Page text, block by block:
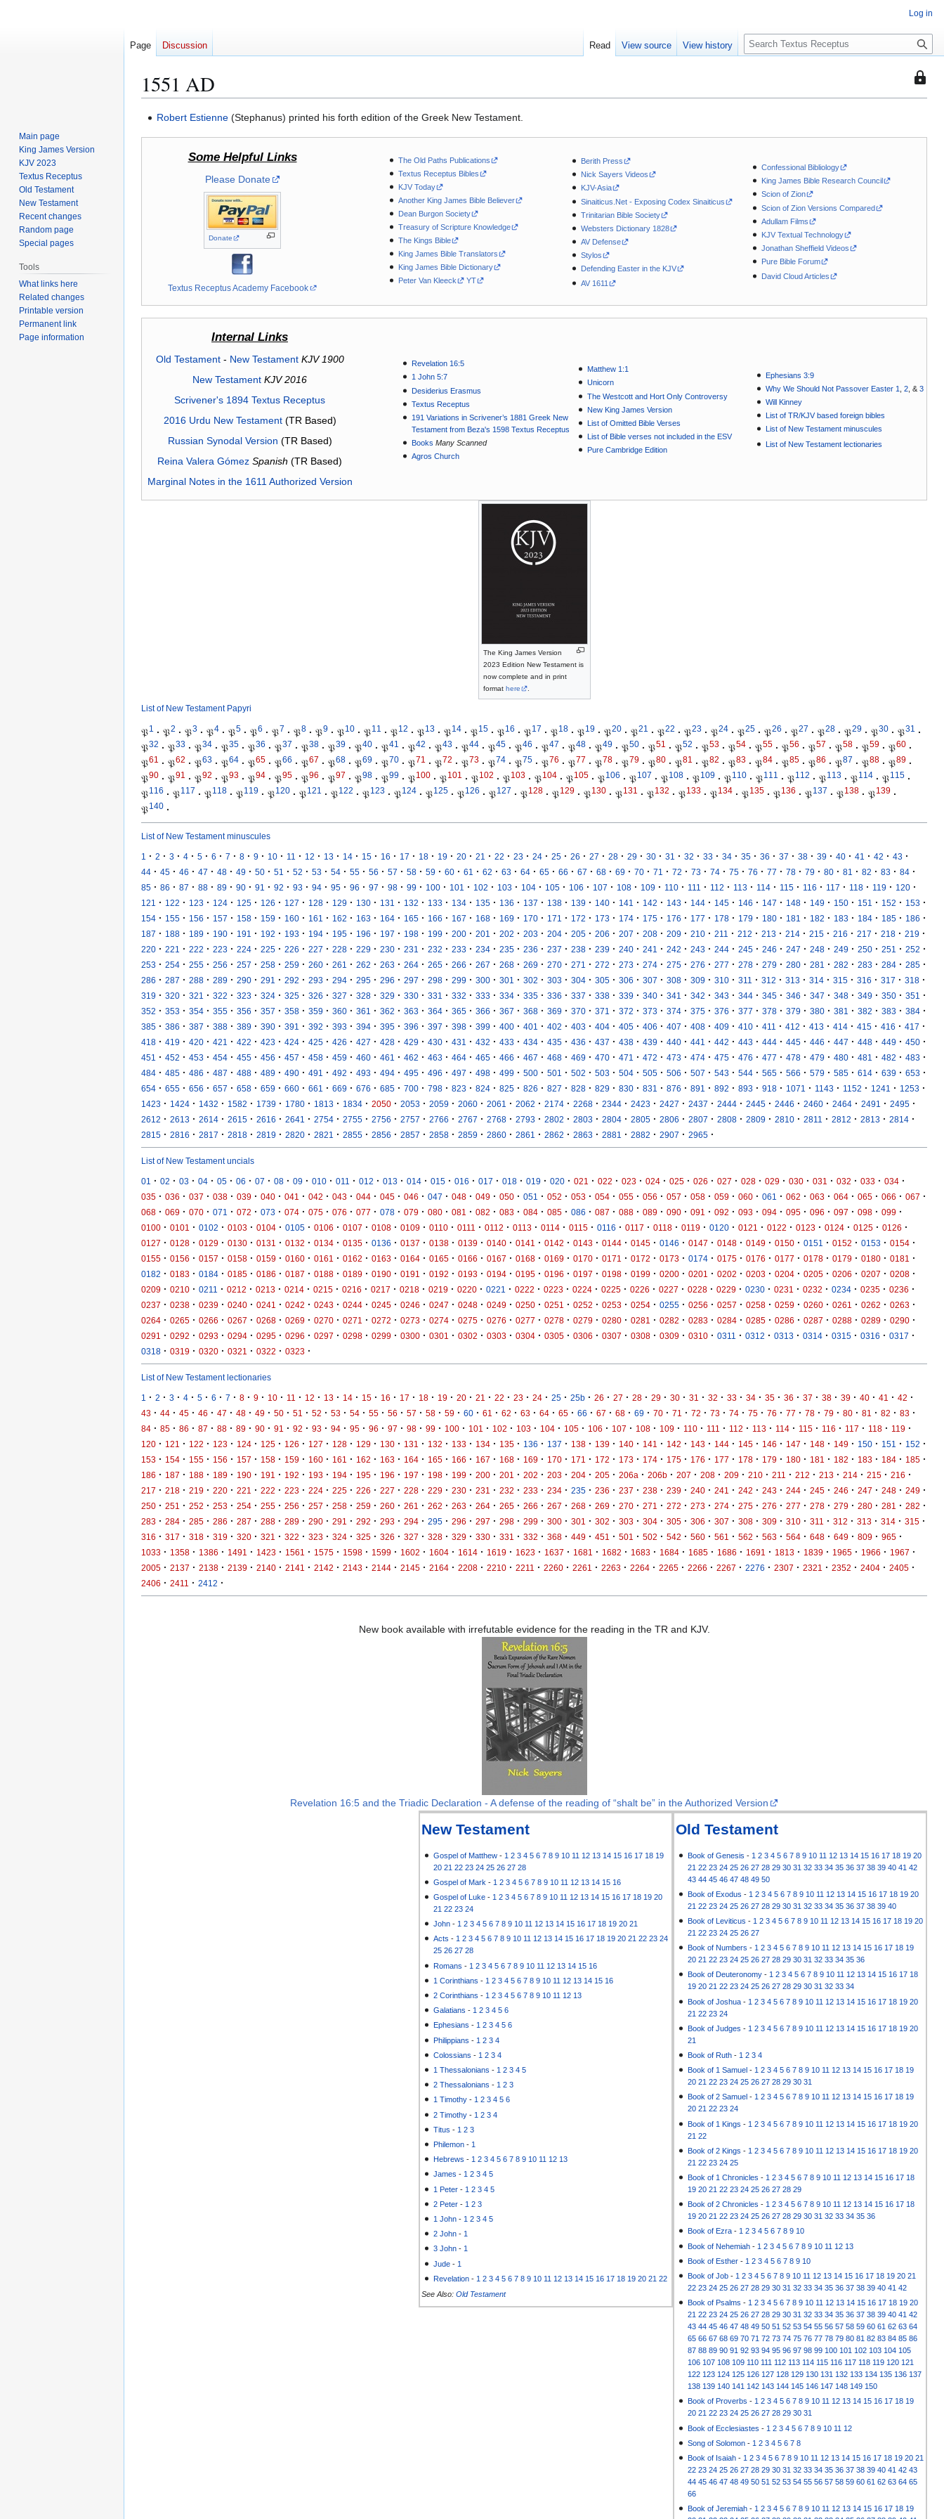
This
so
1551 AD
Jump
JumpRobert Estienne (Stephanus) printed his forth edition of the Greek New Testament.
Some Helpful Links
Please Donate
Donate
Textus Receptus Academy Facebook
The Old Paths Publications
Textus Receptus Bibles
KJV Today
Another King James Bible Believer
Dean Burgon Society
Treasury of Scripture Knowledge
The Kings Bible
King James Bible Translators
King James Bible Dictionary
Peter Van Kleeck
YT
Berith Press
Nick Sayers Videos
KJV-Asia
Sinaiticus.Net - Exposing Codex Sinaiticus
Trinitarian Bible Society
Websters Dictionary 1828
AV Defense
Stylos
Defending Easter in the KJV
AV 1611
Confessional Bibliology
King James Bible Research Council
Scion of Zion
Scion of Zion Versions Compared
Adullam Films
KJV Textual Technology
Jonathan Sheffield Videos
Pure Bible Forum
David Cloud Articles
Internal Links
Old Testament- New Testament KJV 1900
New Testament KJV 2016
Scrivener's 1894 Textus Receptus
2016 Urdu New Testament(TR Based)
Russian Synodal Version (TR Based)
Reina Valera Gómez Spanish (TR Based)
Marginal Notes in the 1611 Authorized Version
Revelation 16:5
1 John 5:7
Desiderius Erasmus
Textus Receptus
191 Variations in Scrivener’s 1881 Greek New
Testament from Beza's 1598 Textus Receptus
Books Many Scanned
Agros Church
Matthew 1:1
Unicorn
The Westcott and Hort Only Controversy
New King James Version
List of Omitted Bible Verses
List of Bible verses not included in the ESV
Pure Cambridge Edition
Ephesians 3:9
Why We Should Not Passover Easter 1
,2 , &3
Will Kinney
List of TR/KJV based foreign bibles
List of New Testament minuscules
List of New Testament lectionaries
The King James Version
2023 Edition New Testament is
now complete and in print
format here .
List of New Testament Papyri
𝔓1 · 𝔓2 · 𝔓3 · 𝔓4 · 𝔓5 · 𝔓6 · 𝔓7 · 𝔓8 · 𝔓9 · 𝔓10 · 𝔓11 · 𝔓12 · 𝔓13 · 𝔓14 · 𝔓15 · 𝔓16 · 𝔓17 · 𝔓18 · 𝔓19 · 𝔓20 · 𝔓21 · 𝔓22 · 𝔓23 · 𝔓24 · 𝔓25 · 𝔓26 · 𝔓27 · 𝔓28 · 𝔓29 · 𝔓30 · 𝔓31
·
𝔓32 · 𝔓33 · 𝔓34 · 𝔓35 · 𝔓36 · 𝔓37 · 𝔓38 · 𝔓39 · 𝔓40 · 𝔓41 · 𝔓42 · 𝔓43 · 𝔓44 · 𝔓45 · 𝔓46 · 𝔓47 · 𝔓48 · 𝔓49 · 𝔓50 · 𝔓51 · 𝔓52 · 𝔓53 · 𝔓54 · 𝔓55 · 𝔓56 · 𝔓57 · 𝔓58 · 𝔓59 · 𝔓60 ·
𝔓61 · 𝔓62 · 𝔓63 · 𝔓64 · 𝔓65 · 𝔓66 · 𝔓67 · 𝔓68 · 𝔓69 · 𝔓70 · 𝔓71 · 𝔓72 · 𝔓73 · 𝔓74 · 𝔓75 · 𝔓76 · 𝔓77 · 𝔓78 · 𝔓79 · 𝔓80 · 𝔓81 · 𝔓82 · 𝔓83 · 𝔓84 · 𝔓85 · 𝔓86 · 𝔓87 · 𝔓88 · 𝔓89 ·
𝔓90 · 𝔓91 · 𝔓92 · 𝔓93 · 𝔓94 · 𝔓95 · 𝔓96 · 𝔓97 · 𝔓98 · 𝔓99 · 𝔓100 · 𝔓101 · 𝔓102 · 𝔓103 · 𝔓104 · 𝔓105 · 𝔓106 · 𝔓107 · 𝔓108 · 𝔓109 · 𝔓110 · 𝔓111 · 𝔓112 · 𝔓113 · 𝔓114 · 𝔓115 ·
𝔓116 · 𝔓117 · 𝔓118 · 𝔓119 · 𝔓120 · 𝔓121 · 𝔓122 · 𝔓123 · 𝔓124 · 𝔓125 · 𝔓126 · 𝔓127 · 𝔓128 · 𝔓129 · 𝔓130 · 𝔓131 · 𝔓132 · 𝔓133 · 𝔓134 · 𝔓135 · 𝔓136 · 𝔓137 · 𝔓138 · 𝔓139 ·
𝔓140 ·
List of New Testament minuscules
1 · 2 · 3 · 4 · 5 · 6 · 7 · 8 · 9 · 10 · 11 · 12 · 13 · 14 · 15 · 16 · 17 · 18 · 19 · 20 · 21 · 22 · 23 · 24 · 25 · 26 · 27 · 28 · 29 · 30 · 31 · 32 · 33 · 34 · 35 · 36 · 37 · 38 · 39 · 40 · 41 · 42 · 43 ·
44 · 45 · 46 · 47 · 48 · 49 · 50 · 51 · 52 · 53 · 54 · 55 · 56 · 57 · 58 · 59 · 60 · 61 · 62 · 63 · 64 · 65 · 66 · 67 · 68 · 69 · 70 · 71 · 72 · 73 · 74 · 75 · 76 · 77 · 78 · 79 · 80 · 81 · 82 · 83 · 84 ·
85 · 86 · 87 · 88 · 89 · 90 · 91 · 92 · 93 · 94 · 95 · 96 · 97 · 98 · 99 · 100 · 101 · 102 · 103 · 104 · 105 · 106 · 107 · 108 · 109 · 110 · 111 · 112 · 113 · 114 · 115 · 116 · 117 · 118 · 119 · 120 ·
121 · 122 · 123 · 124 · 125 · 126 · 127 · 128 · 129 · 130 · 131 · 132 · 133 · 134 · 135 · 136 · 137 · 138 · 139 · 140 · 141 · 142 · 143 · 144 · 145 · 146 · 147 · 148 · 149 · 150 · 151 · 152 · 153 ·
154 · 155 · 156 · 157 · 158 · 159 · 160 · 161 · 162 · 163 · 164 · 165 · 166 · 167 · 168 · 169 · 170 · 171 · 172 · 173 · 174 · 175 · 176 · 177 · 178 · 179 · 180 · 181 · 182 · 183 · 184 · 185 · 186 ·
187 · 188 · 189 · 190 · 191 · 192 · 193 · 194 · 195 · 196 · 197 · 198 · 199 · 200 · 201 · 202 · 203 · 204 · 205 · 206 · 207 · 208 · 209 · 210 · 211 · 212 · 213 · 214 · 215 · 216 · 217 · 218 · 219 ·
220 · 221 · 222 · 223 · 224 · 225 · 226 · 227 · 228 · 229 · 230 · 231 · 232 · 233 · 234 · 235 · 236 · 237 · 238 · 239 · 240 · 241 · 242 · 243 · 244 · 245 · 246 · 247 · 248 · 249 · 250 · 251 · 252 ·
253 · 254 · 255 · 256 · 257 · 258 · 259 · 260 · 261 · 262 · 263 · 264 · 265 · 266 · 267 · 268 · 269 · 270 · 271 · 272 · 273 · 274 · 275 · 276 · 277 · 278 · 279 · 280 · 281 · 282 · 283 · 284 · 285 ·
286 · 287 · 288 · 289 · 290 · 291 · 292 · 293 · 294 · 295 · 296 · 297 · 298 · 299 · 300 · 301 · 302 · 303 · 304 · 305 · 306 · 307 · 308 · 309 · 310 · 311 · 312 · 313 · 314 · 315 · 316 · 317 · 318 ·
319 · 320 · 321 · 322 · 323 · 324 · 325 · 326 · 327 · 328 · 329 · 330 · 331 · 332 · 333 · 334 · 335 · 336 · 337 · 338 · 339 · 340 · 341 · 342 · 343 · 344 · 345 · 346 · 347 · 348 · 349 · 350 · 351 ·
352 · 353 · 354 · 355 · 356 · 357 · 358 · 359 · 360 · 361 · 362 · 363 · 364 · 365 · 366 · 367 · 368 · 369 · 370 · 371 · 372 · 373 · 374 · 375 · 376 · 377 · 378 · 379 · 380 · 381 · 382 · 383 · 384 ·
385 · 386 · 387 · 388 · 389 · 390 · 391 · 392 · 393 · 394 · 395 · 396 · 397 · 398 · 399 · 400 · 401 · 402 · 403 · 404 · 405 · 406 · 407 · 408 · 409 · 410 · 411 · 412 · 413 · 414 · 415 · 416 · 417 ·
418 · 419 · 420 · 421 · 422 · 423 · 424 · 425 · 426 · 427 · 428 · 429 · 430 · 431 · 432 · 433 · 434 · 435 · 436 · 437 · 438 · 439 · 440 · 441 · 442 · 443 · 444 · 445 · 446 · 447 · 448 · 449 · 450 ·
451 · 452 · 453 · 454 · 455 · 456 · 457 · 458 · 459 · 460 · 461 · 462 · 463 · 464 · 465 · 466 · 467 · 468 · 469 · 470 · 471 · 472 · 473 · 474 · 475 · 476 · 477 · 478 · 479 · 480 · 481 · 482 · 483 ·
484 · 485 · 486 · 487 · 488 · 489 · 490 · 491 · 492 · 493 · 494 · 495 · 496 · 497 · 498 · 499 · 500 · 501 · 502 · 503 · 504 · 505 · 506 · 507 · 543 · 544 · 565 · 566 · 579 · 585 · 614 · 639 · 653 ·
654 · 655 · 656 · 657 · 658 · 659 · 660 · 661 · 669 · 676 · 685 · 700 · 798 · 823 · 824 · 825 · 826 · 827 · 828 · 829 · 830 · 831 · 876 · 891 · 892 · 893 · 918 · 1071 · 1143 · 1152 · 1241 · 1253 ·
1423 · 1424 · 1432 · 1582 · 1739 · 1780 · 1813 · 1834 · 2050 · 2053 · 2059 · 2060 · 2061 · 2062 · 2174 · 2268 · 2344 · 2423 · 2427 · 2437 · 2444 · 2445 · 2446 · 2460 · 2464 · 2491 · 2495 ·
2612 · 2613 · 2614 · 2615 · 2616 · 2641 · 2754 · 2755 · 2756 · 2757 · 2766 · 2767 · 2768 · 2793 · 2802 · 2803 · 2804 · 2805 · 2806 · 2807 · 2808 · 2809 · 2810 · 2811 · 2812 · 2813 · 2814 ·
2815 · 2816 · 2817 · 2818 · 2819 · 2820 · 2821 · 2855 · 2856 · 2857 · 2858 · 2859 · 2860 · 2861 · 2862 · 2863 · 2881 · 2882 · 2907 · 2965 ·
List of New Testament uncials
01 · 02 · 03 · 04 · 05 · 06 · 07 · 08 · 09 · 010 · 011 · 012 · 013 · 014 · 015 · 016 · 017 · 018 · 019 · 020 · 021 · 022 · 023 · 024 · 025 · 026 · 027 · 028 · 029 · 030 · 031 · 032 · 033 · 034 ·
035 · 036 · 037 · 038 · 039 · 040 · 041 · 042 · 043 · 044 · 045 · 046 · 047 · 048 · 049 · 050 · 051 · 052 · 053 · 054 · 055 · 056 · 057 · 058 · 059 · 060 · 061 · 062 · 063 · 064 · 065 · 066 · 067 ·
068 · 069 · 070 · 071 · 072 · 073 · 074 · 075 · 076 · 077 · 078 · 079 · 080 · 081 · 082 · 083 · 084 · 085 · 086 · 087 · 088 · 089 · 090 · 091 · 092 · 093 · 094 · 095 · 096 · 097 · 098 · 099 ·
0100 · 0101 · 0102 · 0103 · 0104 · 0105 · 0106 · 0107 · 0108 · 0109 · 0110 · 0111 · 0112 · 0113 · 0114 · 0115 · 0116 · 0117 · 0118 · 0119 · 0120 · 0121 · 0122 · 0123 · 0124 · 0125 · 0126 ·
0127 · 0128 · 0129 · 0130 · 0131 · 0132 · 0134 · 0135 · 0136 · 0137 · 0138 · 0139 · 0140 · 0141 · 0142 · 0143 · 0144 · 0145 · 0146 · 0147 · 0148 · 0149 · 0150 · 0151 · 0152 · 0153 · 0154 ·
0155 · 0156 · 0157 · 0158 · 0159 · 0160 · 0161 · 0162 · 0163 · 0164 · 0165 · 0166 · 0167 · 0168 · 0169 · 0170 · 0171 · 0172 · 0173 · 0174 · 0175 · 0176 · 0177 · 0178 · 0179 · 0180 · 0181 ·
0182 · 0183 · 0184 · 0185 · 0186 · 0187 · 0188 · 0189 · 0190 · 0191 · 0192 · 0193 · 0194 · 0195 · 0196 · 0197 · 0198 · 0199 · 0200 · 0201 · 0202 · 0203 · 0204 · 0205 · 0206 · 0207 · 0208 ·
0209 · 0210 · 0211 · 0212 · 0213 · 0214 · 0215 · 0216 · 0217 · 0218 · 0219 · 0220 · 0221 · 0222 · 0223 · 0224 · 0225 · 0226 · 0227 · 0228 · 0229 · 0230 · 0231 · 0232 · 0234 · 0235 · 0236 ·
0237 · 0238 · 0239 · 0240 · 0241 · 0242 · 0243 · 0244 · 0245 · 0246 · 0247 · 0248 · 0249 · 0250 · 0251 · 0252 · 0253 · 0254 · 0255 · 0256 · 0257 · 0258 · 0259 · 0260 · 0261 · 0262 · 0263 ·
0264 · 0265 · 0266 · 0267 · 0268 · 0269 · 0270 · 0271 · 0272 · 0273 · 0274 · 0275 · 0276 · 0277 · 0278 · 0279 · 0280 · 0281 · 0282 · 0283 · 0284 · 0285 · 0286 · 0287 · 0288 · 0289 · 0290 ·
0291 · 0292 · 0293 · 0294 · 0295 · 0296 · 0297 · 0298 · 0299 · 0300 · 0301 · 0302 · 0303 · 0304 · 0305 · 0306 · 0307 · 0308 · 0309 · 0310 · 0311 · 0312 · 0313 · 0314 · 0315 · 0316 · 0317 ·
0318 · 0319 · 0320 · 0321 · 0322 · 0323 ·
List of New Testament lectionaries
1 · 2 · 3 · 4 · 5 · 6 · 7 · 8 · 9 · 10 · 11 · 12 · 13 · 14 · 15 · 16 · 17 · 18 · 19 · 20 · 21 · 22 · 23 · 24 · 25 · 25b · 26 · 27 · 28 · 29 · 30 · 31 · 32 · 33 · 34 · 35 · 36 · 37 · 38 · 39 · 40 · 41 · 42 ·
43 · 44 · 45 · 46 · 47 · 48 · 49 · 50 · 51 · 52 · 53 · 54 · 55 · 56 · 57 · 58 · 59 · 60 · 61 · 62 · 63 · 64 · 65 · 66 · 67 · 68 · 69 · 70 · 71 · 72 · 73 · 74 · 75 · 76 · 77 · 78 · 79 · 80 · 81 · 82 · 83 ·
84 · 85 · 86 · 87 · 88 · 89 · 90 · 91 · 92 · 93 · 94 · 95 · 96 · 97 · 98 · 99 · 100 · 101 · 102 · 103 · 104 · 105 · 106 · 107 · 108 · 109 · 110 · 111 · 112 · 113 · 114 · 115 · 116 · 117 · 118 · 119 ·
120 · 121 · 122 · 123 · 124 · 125 · 126 · 127 · 128 · 129 · 130 · 131 · 132 · 133 · 134 · 135 · 136 · 137 · 138 · 139 · 140 · 141 · 142 · 143 · 144 · 145 · 146 · 147 · 148 · 149 · 150 · 151 · 152 ·
153 · 154 · 155 · 156 · 157 · 158 · 159 · 160 · 161 · 162 · 163 · 164 · 165 · 166 · 167 · 168 · 169 · 170 · 171 · 172 · 173 · 174 · 175 · 176 · 177 · 178 · 179 · 180 · 181 · 182 · 183 · 184 · 185 ·
186 · 187 · 188 · 189 · 190 · 191 · 192 · 193 · 194 · 195 · 196 · 197 · 198 · 199 · 200 · 201 · 202 · 203 · 204 · 205 · 206a · 206b · 207 · 208 · 209 · 210 · 211 · 212 · 213 · 214 · 215 · 216 ·
217 · 218 · 219 · 220 · 221 · 222 · 223 · 224 · 225 · 226 · 227 · 228 · 229 · 230 · 231 · 232 · 233 · 234 · 235 · 236 · 237 · 238 · 239 · 240 · 241 · 242 · 243 · 244 · 245 · 246 · 247 · 248 · 249 ·
250 · 251 · 252 · 253 · 254 · 255 · 256 · 257 · 258 · 259 · 260 · 261 · 262 · 263 · 264 · 265 · 266 · 267 · 268 · 269 · 270 · 271 · 272 · 273 · 274 · 275 · 276 · 277 · 278 · 279 · 280 · 281 · 282 ·
283 · 284 · 285 · 286 · 287 · 288 · 289 · 290 · 291 · 292 · 293 · 294 · 295 · 296 · 297 · 298 · 299 · 300 · 301 · 302 · 303 · 304 · 305 · 306 · 307 · 308 · 309 · 310 · 311 · 312 · 313 · 314 · 315 ·
316 · 317 · 318 · 319 · 320 · 321 · 322 · 323 · 324 · 325 · 326 · 327 · 328 · 329 · 330 · 331 · 332 · 368 · 449 · 451 · 501 · 502 · 542 · 560 · 561 · 562 · 563 · 564 · 648 · 649 · 809 · 965 ·
1033 · 1358 · 1386 · 1491 · 1423 · 1561 · 1575 · 1598 · 1599 · 1602 · 1604 · 1614 · 1619 · 1623 · 1637 · 1681 · 1682 · 1683 · 1684 · 1685 · 1686 · 1691 · 1813 · 1839 · 1965 · 1966 · 1967 ·
2005 · 2137 · 2138 · 2139 · 2140 · 2141 · 2142 · 2143 · 2144 · 2145 · 2164 · 2208 · 2210 · 2211 · 2260 · 2261 · 2263 · 2264 · 2265 · 2266 · 2267 · 2276 · 2307 · 2321 · 2352 · 2404 · 2405 ·
2406 · 2411 · 2412 ·
New book available with irrefutable evidence for the reading in the TR and KJV.
Revelation 16:5 and the Triadic Declaration - A defense of the reading of “shalt be” in the Authorized Version
Old Testament
Book of Genesis - 1 2 3 4 5 6 7 8 9 10 11 12 13 14 15 16 17 18 19 20
21 22 23 24 25 26 27 28 29 30 31 32 33 34 35 36 37 38 39 40 41 42
43 44 45 46 47 48 49 50
Book of Exodus - 1 2 3 4 5 6 7 8 9 10 11 12 13 14 15 16 17 18 19 20
21 22 23 24 25 26 27 28 29 30 31 32 33 34 35 36 37 38 39 40
Book of Leviticus - 1 2 3 4 5 6 7 8 9 10 11 12 13 14 15 16 17 18 19 20
21 22 23 24 25 26 27
Book of Numbers - 1 2 3 4 5 6 7 8 9 10 11 12 13 14 15 16 17 18 19
20 21 22 23 24 25 26 27 28 29 30 31 32 33 34 35 36
Book of Deuteronomy -1 2 3 4 5 6 7 8 9 10 11 12 13 14 15 16 17 18
19 20 21 22 23 24 25 26 27 28 29 30 31 32 33 34
Book of Joshua - 1 2 3 4 5 6 7 8 9 10 11 12 13 14 15 16 17 18 19 20
21 22 23 24
Book of Judges - 1 2 3 4 5 6 7 8 9 10 11 12 13 14 15 16 17 18 19 20
21
Book of Ruth - 1 2 3 4
Book of 1 Samuel - 1 2 3 4 5 6 7 8 9 10 11 12 13 14 15 16 17 18 19
20 21 22 23 24 25 26 27 28 29 30 31
Book of 2 Samuel -1 2 3 4 5 6 7 8 9 10 11 12 13 14 15 16 17 18 19
20 21 22 23 24
Book of 1 Kings - 1 2 3 4 5 6 7 8 9 10 11 12 13 14 15 16 17 18 19 20
21 22
Book of 2 Kings - 1 2 3 4 5 6 7 8 9 10 11 12 13 14 15 16 17 18 19 20
21 22 23 24 25
Book of 1 Chronicles - 1 2 3 4 5 6 7 8 9 10 11 12 13 14 15 16 17 18
19 20 21 22 23 24 25 26 27 28 29
Book of 2 Chronicles - 1 2 3 4 5 6 7 8 9 10 11 12 13 14 15 16 17 18
19 20 21 22 23 24 25 26 27 28 29 30 31 32 33 34 35 36
Book of Ezra -1 2 3 4 5 6 7 8 9 10
Book of Nehemiah - 1 2 3 4 5 6 7 8 9 10 11 12 13
Book of Esther - 1 2 3 4 5 6 7 8 9 10
Book of Job - 1 2 3 4 5 6 7 8 9 10 11 12 13 14 15 16 17 18 19 20 21
22 23 24 25 26 27 28 29 30 31 32 33 34 35 36 37 38 39 40 41 42
Book of Psalms - 1 2 3 4 5 6 7 8 9 10 11 12 13 14 15 16 17 18 19 20
21 22 23 24 25 26 27 28 29 30 31 32 33 34 35 36 37 38 39 40 41 42
43 44 45 46 47 48 49 50 51 52 53 54 55 56 57 58 59 60 61 62 63 64
65 66 67 68 69 70 71 72 73 74 75 76 77 78 79 80 81 82 83 84 85 86
87 88 89 90 91 92 93 94 95 96 97 98 99 100 101 102 103 104 105
106 107 108 109 110 111 112 113 114 115 116 117 118 119 120 121
122 123 124 125 126 127 128 129 130 131 132 133 134 135 136 137
138 139 140 141 142 143 144 145 146 147 148 149 150
Book of Proverbs -1 2 3 4 5 6 7 8 9 10 11 12 13 14 15 16 17 18 19
20 21 22 23 24 25 26 27 28 29 30 31
Book of Ecclesiastes - 1 2 3 4 5 6 7 8 9 10 11 12
Song of Solomon - 1 2 3 4 5 6 7 8
Book of Isaiah - 1 2 3 4 5 6 7 8 9 10 11 12 13 14 15 16 17 18 19 20 21
22 23 24 25 26 27 28 29 30 31 32 33 34 35 36 37 38 39 40 41 42 43
44 45 46 47 48 49 50 51 52 53 54 55 56 57 58 59 60 61 62 63 64 65
66
Book of Jeremiah - 1 2 3 4 5 6 7 8 9 10 11 12 13 14 15 16 17 18 19
New Testament
Gospel of Matthew - 1 2 3 4 5 6 7 8 9 10 11 12 13 14 15 16 17 18 19
20 21 22 23 24 25 26 27 28
Gospel of Mark - 1 2 3 4 5 6 7 8 9 10 11 12 13 14 15 16
Gospel of Luke - 1 2 3 4 5 6 7 8 9 10 11 12 13 14 15 16 17 18 19 20
21 22 23 24
John - 1 2 3 4 5 6 7 8 9 10 11 12 13 14 15 16 17 18 19 20 21
Acts -1 2 3 4 5 6 7 8 9 10 11 12 13 14 15 16 17 18 19 20 21 22 23 24
25 26 27 28
Romans - 1 2 3 4 5 6 7 8 9 10 11 12 13 14 15 16
1 Corinthians - 1 2 3 4 5 6 7 8 9 10 11 12 13 14 15 16
2 Corinthians - 1 2 3 4 5 6 7 8 9 10 11 12 13
Galatians - 1 2 3 4 5 6
Ephesians -1 2 3 4 5 6
Philippians - 1 2 3 4
Colossians - 1 2 3 4
1 Thessalonians - 1 2 3 4 5
2 Thessalonians - 1 2 3
1 Timothy -1 2 3 4 5 6
2 Timothy - 1 2 3 4
Titus - 1 2 3
Philemon - 1
Hebrews - 1 2 3 4 5 6 7 8 9 10 11 12 13
James -1 2 3 4 5
1 Peter - 1 2 3 4 5
2 Peter - 1 2 3
1 John - 1 2 3 4 5
2 John - 1
3 John -1
Jude - 1
Revelation - 1 2 3 4 5 6 7 8 9 10 11 12 13 14 15 16 17 18 19 20 21 22
See Also: Old Testament
Log in
Page Discussion Read View source View history
S
e
c
Main page
King James Version
KJV 2023
Textus Receptus
Old Testament
New Testament
Recent changes
Random page
Special pages
Tools
What links here
Related changes
Printable version
Permanent link
Page information